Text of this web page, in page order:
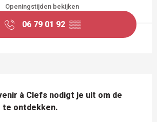
Openingstijden bekijken
06 79 01 92 ▒▒
à Clefs nodigt je uit om de
te ontdekken.